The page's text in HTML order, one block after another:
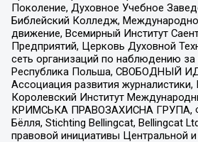
Поколение, Духовное Учебное
Библейский Колледж,
движение, Всемирный Институт
Предприятий, Церковь Духовной
сеть организаций по наблюдению
Республика Польша, СВОБОДНЫЙ
Ассоциация развития журналистики,
Королевский Институт
КРИМСЬКА ПРАВОЗАХИСНА ГРУПА,
Бёлля, Stichting Bellingcat, Bellingcat
правовой инициативы Центральной